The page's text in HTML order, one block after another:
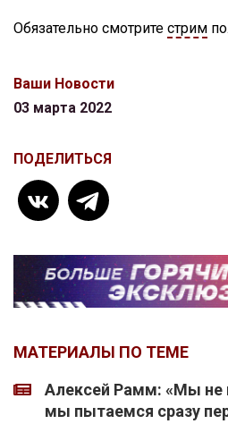
Обязательно смотрите стрим
Ваши Новости
03 марта 2022
ПОДЕЛИТЬСЯ
МАТЕРИАЛЫ ПО ТЕМЕ
Алексей Рамм: «Мы не
мы пытаемся сразу